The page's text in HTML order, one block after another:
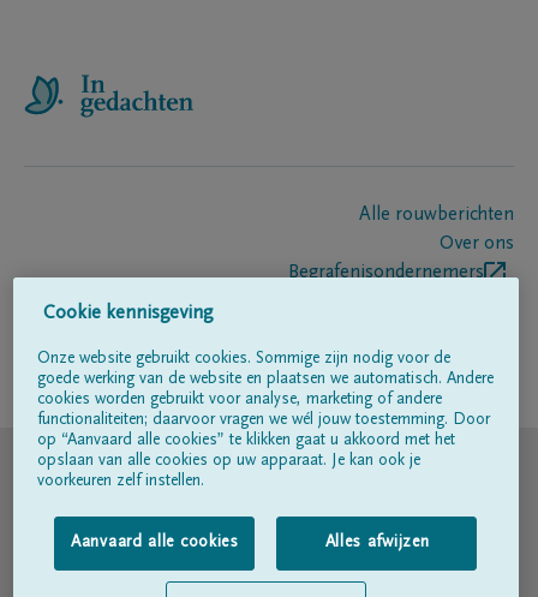
Alle rouwberichten
Over ons
Begrafenisondernemers
Volg ons op
© DELA
Gebruiksvoorwaarden
Privacyverklaring
Cookie kennisgeving
Onze website gebruikt cookies. Sommige zijn nodig voor de
goede werking van de website en plaatsen we automatisch. Andere
cookies worden gebruikt voor analyse, marketing of andere
functionaliteiten; daarvoor vragen we wél jouw toestemming. Door
op “Aanvaard alle cookies” te klikken gaat u akkoord met het
opslaan van alle cookies op uw apparaat. Je kan ook je
voorkeuren zelf instellen.
Aanvaard alle cookies Alles afwijzen